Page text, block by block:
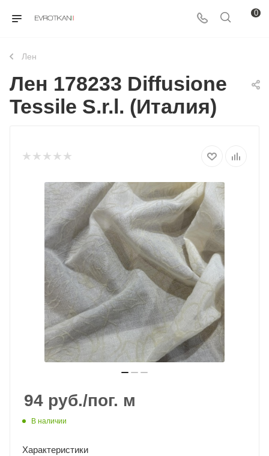
0
Лен
Лен 178233 Diffusione
Tessile S.r.l. (Италия)
94 руб./пог. м
В наличии
Характеристики